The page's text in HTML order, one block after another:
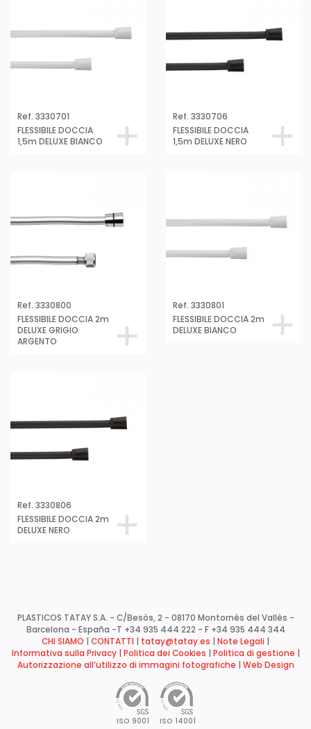
Ref. 3330701
FLESSIBILE DOCCIA
1,5m DELUXE BIANCO
Ref. 3330706
FLESSIBILE DOCCIA
1,5m DELUXE NERO
Ref. 3330800
FLESSIBILE DOCCIA 2m
DELUXE GRIGIO
ARGENTO
Ref. 3330801
FLESSIBILE DOCCIA 2m
DELUXE BIANCO
Ref. 3330806
FLESSIBILE DOCCIA 2m
DELUXE NERO
PLASTICOS TATAY S.A. - C/Besòs, 2 - 08170 Montornès del Vallès -
Barcelona - España -T +34 935 444 222 - F +34 935 444 344
CHI SIAMO
CONTATTI tatay@tatay.es Note Legali
Informativa sulla Privacy | Politica dei Cookies Politica di gestione
Autorizzazione all’utilizzo di immagini fotografiche
Web Design
ISO 9001 ISO 14001